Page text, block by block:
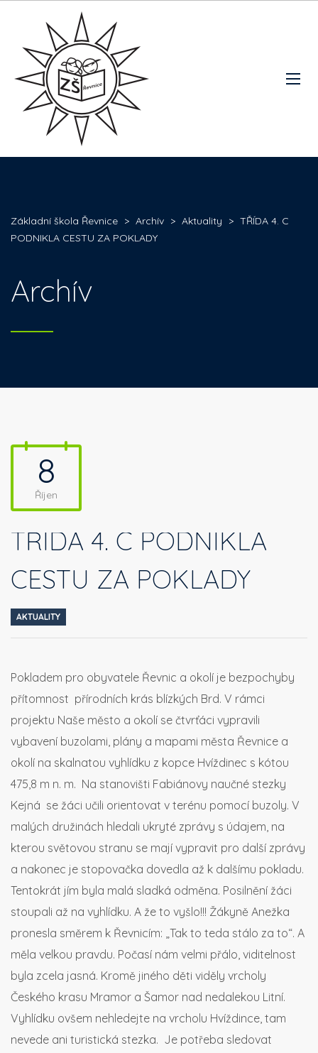
Základní škola Řevnice > Archív > Aktuality > TŘÍDA 4. C
PODNIKLA CESTU ZA POKLADY
Archív
8
Říjen
TŘÍDA 4. C PODNIKLA
CESTU ZA POKLADY
AKTUALITY
Pokladem pro obyvatele Řevnic a okolí je bezpochyby
přítomnost přírodních krás blízkých Brd. V rámci
projektu Naše město a okolí se čtvrťáci vypravili
vybavení buzolami, plány a mapami města Řevnice a
okolí na skalnatou vyhlídku z kopce Hvíždinec s kótou
475,8 m n. m. Na stanovišti Fabiánovy naučné stezky
Kejná se žáci učili orientovat v terénu pomocí buzoly. V
malých družinách hledali ukryté zprávy s údajem, na
kterou světovou stranu se mají vypravit pro další zprávy
a nakonec je stopovačka dovedla až k dalšímu pokladu.
Tentokrát jím byla malá sladká odměna. Posilnění žáci
stoupali až na vyhlídku. A že to vyšlo!!! Žákyně Anežka
pronesla směrem k Řevnicím: „Tak to teda stálo za to“. A
měla velkou pravdu. Počasí nám velmi přálo, viditelnost
byla zcela jasná. Kromě jiného děti viděly vrcholy
Českého krasu Mramor a Šamor nad nedalekou Litní.
Vyhlídku ovšem nehledejte na vrcholu Hvíždince, tam
nevede ani turistická stezka. Je potřeba sledovat